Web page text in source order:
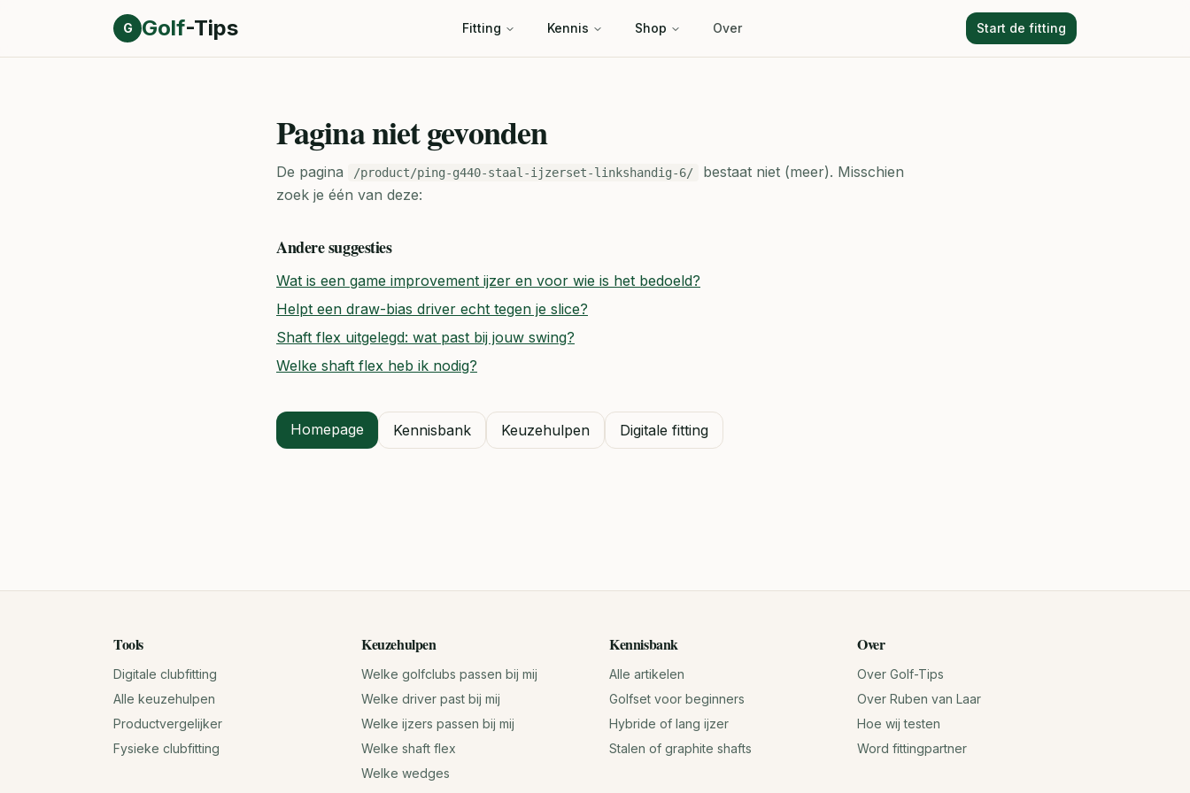
Direct naar inhoud
G Golf-Tips Fitting Kennis Shop Over Start de fitting
Pagina niet gevonden
De pagina /product/ping-g440-staal-ijzerset-linkshandig-6/ bestaat niet (meer). Misschien
zoek je één van deze:
Andere suggesties
Wat is een game improvement ijzer en voor wie is het bedoeld?
Helpt een draw-bias driver echt tegen je slice?
Shaft flex uitgelegd: wat past bij jouw swing?
Welke shaft flex heb ik nodig?
Homepage Kennisbank Keuzehulpen Digitale fitting
Tools
Digitale clubfitting
Alle keuzehulpen
Productvergelijker
Fysieke clubfitting
Keuzehulpen
Welke golfclubs passen bij mij
Welke driver past bij mij
Welke ijzers passen bij mij
Welke shaft flex
Welke wedges
Kennisbank
Alle artikelen
Golfset voor beginners
Hybride of lang ijzer
Stalen of graphite shafts
Over
Over Golf-Tips
Over Ruben van Laar
Hoe wij testen
Word fittingpartner